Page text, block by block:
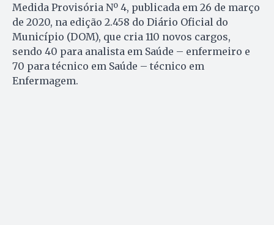
Medida Provisória Nº 4, publicada em 26 de março
de 2020, na edição 2.458 do Diário Oficial do
Município (DOM), que cria 110 novos cargos,
sendo 40 para analista em Saúde – enfermeiro e
70 para técnico em Saúde – técnico em
Enfermagem.